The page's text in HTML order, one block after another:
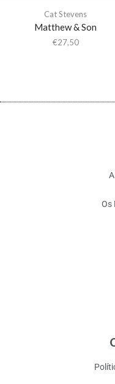
Cat Stevens
Matthew & Son
€27,50
Os